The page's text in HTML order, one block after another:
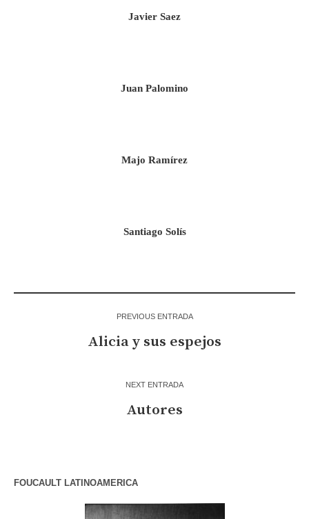
Javier Saez
Juan Palomino
Majo Ramírez
Santiago Solís
PREVIOUS ENTRADA
Alicia y sus espejos
NEXT ENTRADA
Autores
FOUCAULT LATINOAMERICA